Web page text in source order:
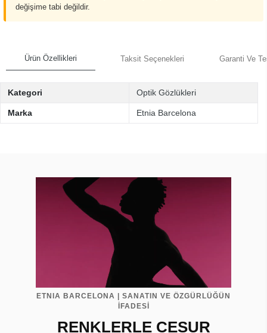
değişime tabi değildir.
Ürün Özellikleri Taksit Seçenekleri Garanti Ve
Kategori Optik Gözlükleri
Marka Etnia Barcelona
ETNIA BARCELONA | SANATIN VE ÖZGÜRLÜĞÜN
İFADESİ
RENKLERLE CESUR